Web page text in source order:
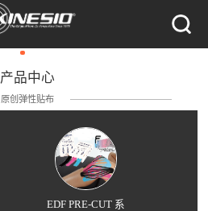
产品中心
原创弹性贴布
EDF PRE-CUT 系